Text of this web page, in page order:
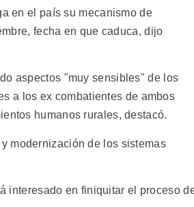
en el país su mecanismo de
fecha en que caduca, dijo
aspectos "muy sensibles" de los
a los ex combatientes de ambos
humanos rurales, destacó.
modernización de los sistemas
interesado en finiquitar el proceso